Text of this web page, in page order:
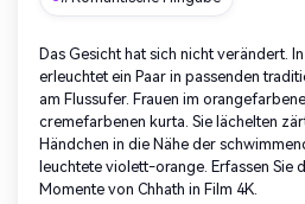
Das Gesicht hat sich nicht verändert.
erleuchtet ein Paar in passenden
am Flussufer. Frauen im
cremefarbenen kurta. Sie lächelten
Händchen in die Nähe der
leuchtete violett-orange. Erfassen Sie
Momente von Chhath in Film 4K.